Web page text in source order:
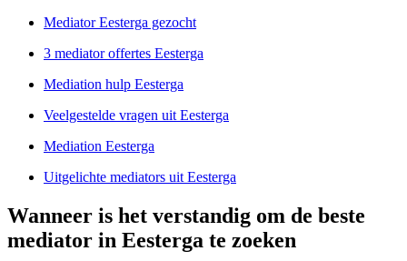
Mediator Eesterga gezocht
3 mediator offertes Eesterga
Mediation hulp Eesterga
Veelgestelde vragen uit Eesterga
Mediation Eesterga
Uitgelichte mediators uit Eesterga
Wanneer is het verstandig om de beste
mediator in Eesterga te zoeken